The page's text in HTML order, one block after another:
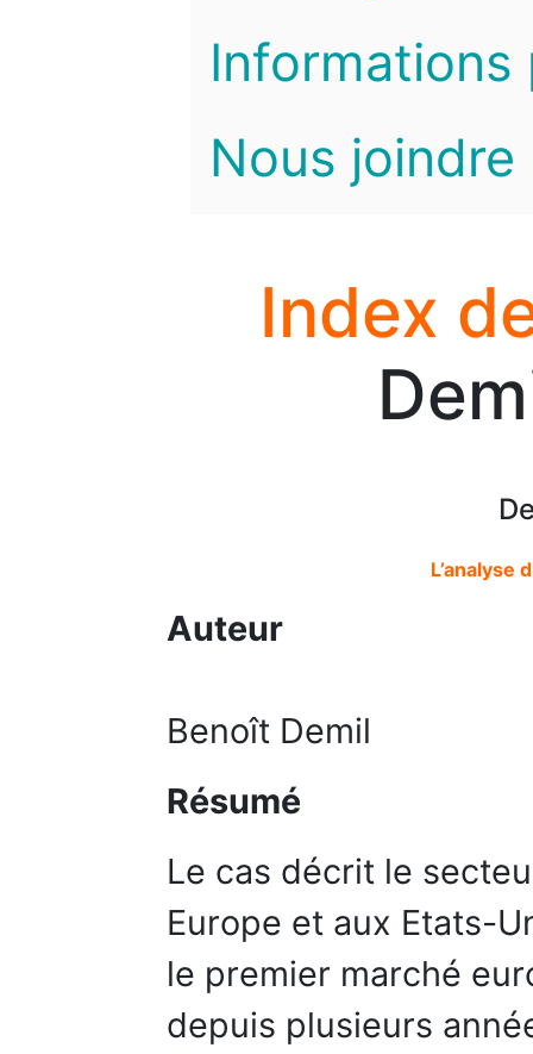
Informations
Nous joindre
Index
L’analyse
Auteur
Benoît Demil
Résumé
Le cas décrit le
Europe et aux Etats-
le premier marché
depuis plusieurs